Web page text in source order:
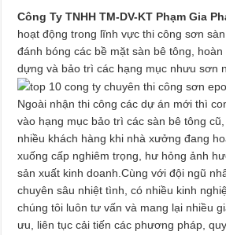
Công Ty TNHH TM-DV-KT Phạm Gia
hoạt động trong lĩnh vực thi công sơn
đánh bóng các bề mặt sàn bê tông,
dựng và bảo trì các hạng mục nhưu sơn
Ngoài nhận thi công các dự án mới thì
vào hạng mục bảo trì các sàn bê tông
nhiều khách hàng khi nhà xưởng đang
xuống cấp nghiêm trọng, hư hỏng ảnh
sản xuất kinh doanh.Cùng với đội ngũ
chuyên sâu nhiệt tình, có nhiều kinh
chúng tôi luôn tư vấn và mang lại nhiều
ưu, liên tục cải tiến các phương pháp,